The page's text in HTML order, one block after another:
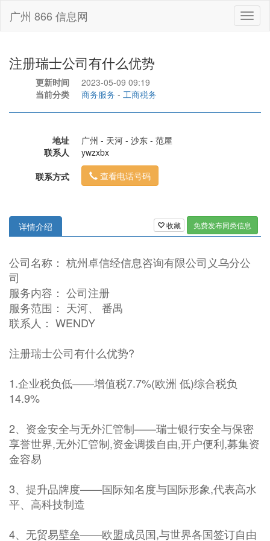
广州 866 信息网
注册瑞士公司有什么优势
更新时间
2023-05-09 09:19
当前分类
商务服务 - 工商税务
地址
广州 - 天河 - 沙东 - 范屋
联系人
ywzxbx
联系方式
查看电话号码
收藏 免费发布同类信息
详情介绍
公司名称： 杭州卓信经信息咨询有限公司义乌分公
司
服务内容： 公司注册
服务范围： 天河、 番禺
联系人： WENDY
注册瑞士公司有什么优势?
1.企业税负低——增值税7.7%(欧洲 低)综合税负
14.9%
2、资金安全与无外汇管制——瑞士银行安全与保密
享誉世界,无外汇管制,资金调拨自由,开户便利,募集资
金容易
3、提升品牌度——国际知名度与国际形象,代表高水
平、高科技制造
4、无贸易壁垒——欧盟成员国,与世界各国签订自由